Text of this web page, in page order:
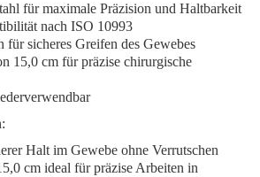
für maximale Präzision und Haltbarkeit
nach ISO 10993
für sicheres Greifen des Gewebes
15,0 cm für präzise chirurgische
Halt im Gewebe ohne Verrutschen
cm ideal für präzise Arbeiten in